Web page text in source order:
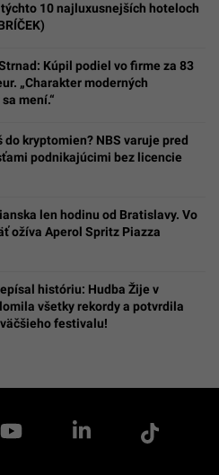
10 najluxusnejších hoteloch
Kúpil podiel vo firme za 83
„Charakter moderných
mení.“
do kryptomien? NBS varuje pred
podnikajúcimi bez licencie
len hodinu od Bratislavy. Vo
ožíva Aperol Spritz Piazza
históriu: Hudba Žije v
všetky rekordy a potvrdila
festivalu!